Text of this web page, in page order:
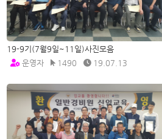
19-9기(7월9일~11일)사진모음
운영자
1490 19.07.13